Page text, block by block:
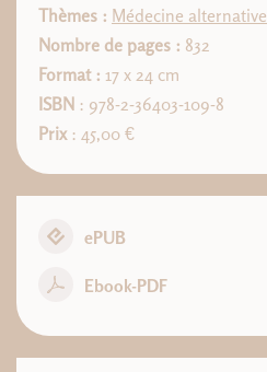
Thèmes : Médecine alternative
Nombre de pages : 832
Format : 17 x 24 cm
ISBN : 978-2-36403-109-8
Prix: 45,00 €
ePUB
Ebook-PDF